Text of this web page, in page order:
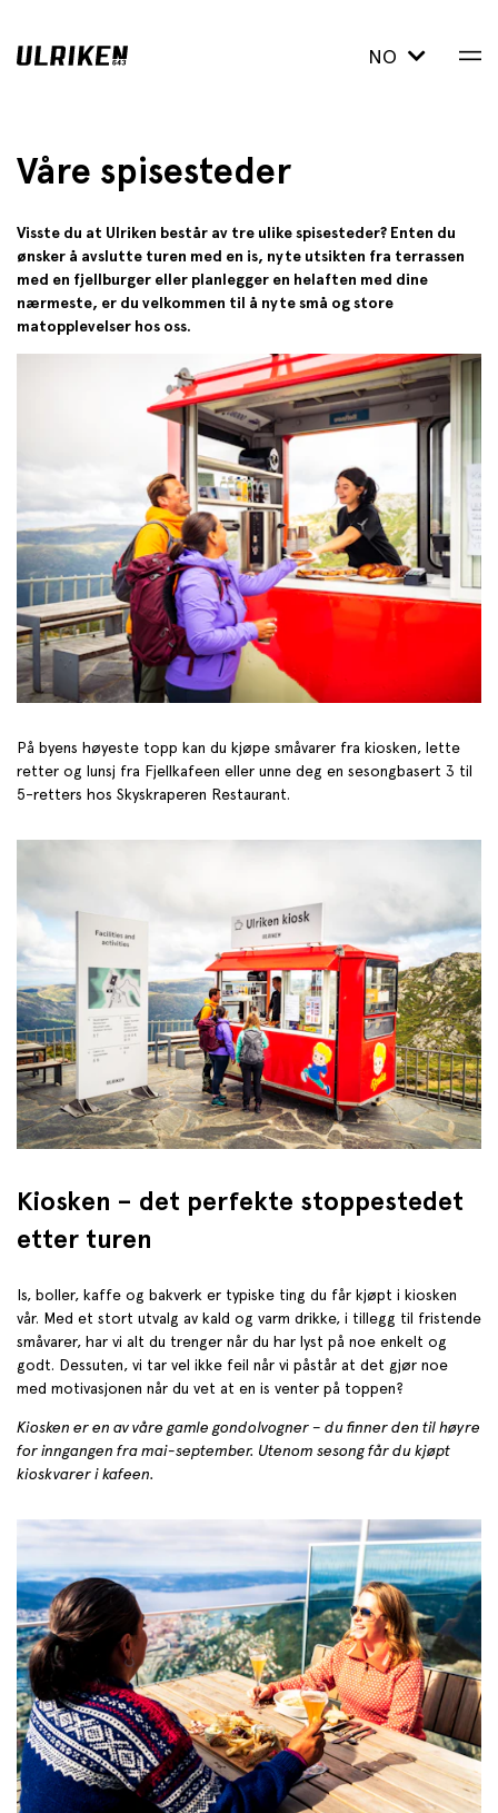
NO
Våre spisesteder
Visste du at Ulriken består av tre ulike spisesteder? Enten du
ønsker å avslutte turen med en is, nyte utsikten fra terrassen
med en fjellburger eller planlegger en helaften med dine
nærmeste, er du velkommen til å nyte små og store
matopplevelser hos oss.
På byens høyeste topp kan du kjøpe småvarer fra kiosken, lette
retter og lunsj fra Fjellkafeen eller unne deg en sesongbasert 3 til
5-retters hos Skyskraperen Restaurant.
Kiosken – det perfekte stoppestedet
etter turen
Is, boller, kaffe og bakverk er typiske ting du får kjøpt i kiosken
vår. Med et stort utvalg av kald og varm drikke, i tillegg til fristende
småvarer, har vi alt du trenger når du har lyst på noe enkelt og
godt. Dessuten, vi tar vel ikke feil når vi påstår at det gjør noe
med motivasjonen når du vet at en is venter på toppen?
Kiosken er en av våre gamle gondolvogner– du finner den til høyre
for inngangen fra mai-september. Utenom sesong får du kjøpt
kioskvarer i kafeen.